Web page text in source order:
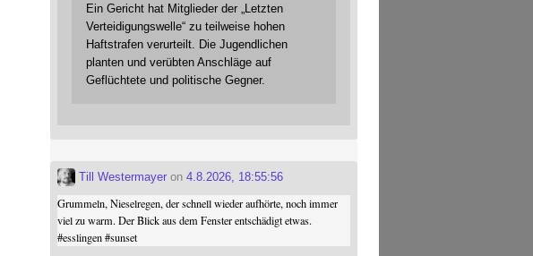
Ein Gericht hat Mitglieder der „Letzten
Verteidigungswelle“ zu teilweise hohen
Haftstrafen verurteilt. Die Jugendlichen
planten und verübten Anschläge auf
Geflüchtete und politische Gegner.
Till Westermayer on4.8.2026, 18:55:56
Grummeln, Nieselregen, der schnell wieder aufhörte, noch immer
viel zu warm. Der Blick aus dem Fenster entschädigt etwas.
#esslingen #sunset